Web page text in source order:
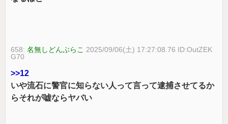
658:名無しどんぶらこ 2025/09/06(土) 17:27:08.76 ID:OutZEK
G70
>>12
いや流石に警官に知らない人って言って逮捕させてるか
らそれが嘘ならヤバい